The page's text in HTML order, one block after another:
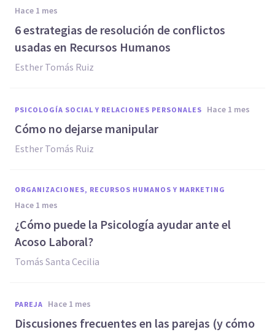
hace 1 mes
6 estrategias de resolución de conflictos
usadas en Recursos Humanos
Esther Tomás Ruiz
PSICOLOGÍA SOCIAL Y RELACIONES PERSONALES hace 1 mes
Cómo no dejarse manipular
Esther Tomás Ruiz
ORGANIZACIONES, RECURSOS HUMANOS Y MARKETING
hace 1 mes
¿Cómo puede la Psicología ayudar ante el
Acoso Laboral?
Tomás Santa Cecilia
PAREJA hace 1 mes
Discusiones frecuentes en las parejas (y cómo